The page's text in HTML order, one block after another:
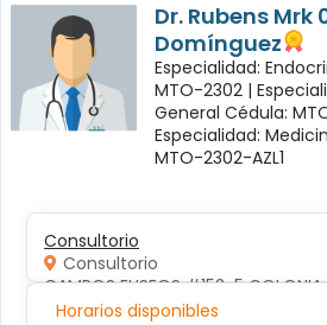
Dr. Rubens Mrk
Domínguez
Especialidad:
MTO-2302 |
General Cédula:
Especialidad:
MTO-2302-AZL1
Consultorio
Consultorio
CAMPOS ELISEOS #152-5 COLONIA
Horarios disponibles